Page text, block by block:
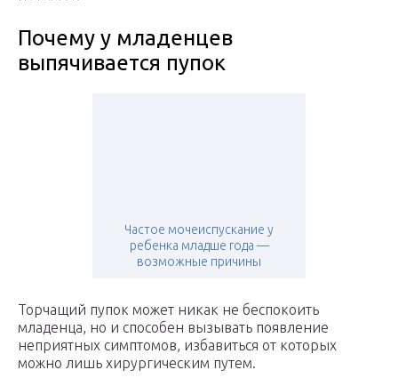
Почему у младенцев
выпячивается пупок
Частое мочеиспускание у
ребенка младше года —
возможные причины
Торчащий пупок может никак не беспокоить
младенца, но и способен вызывать появление
неприятных симптомов, избавиться от которых
можно лишь хирургическим путем.